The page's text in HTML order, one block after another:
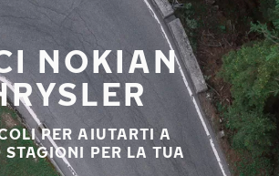
NOKIAN
PER AIUTARTI A
PER LA TUA